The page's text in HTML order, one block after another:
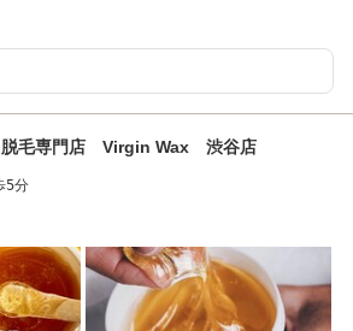
脱毛専門店 Virgin Wax 渋谷店
5分